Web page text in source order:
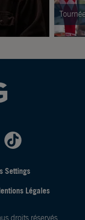
Settings
Légales
droits réservés.